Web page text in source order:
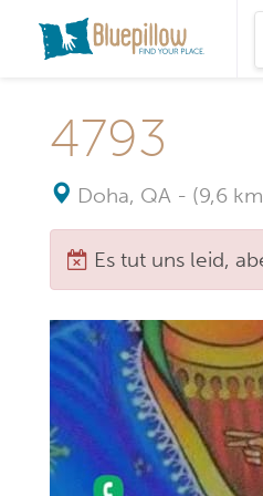
4793
Doha, QA - (9,6
Es tut uns leid,